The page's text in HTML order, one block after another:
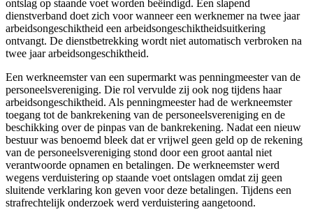
ontslag op staande voet worden beëindigd. Een slapend
dienstverband doet zich voor wanneer een werknemer na twee jaar
arbeidsongeschiktheid een arbeidsongeschiktheidsuitkering
ontvangt. De dienstbetrekking wordt niet automatisch verbroken na
twee jaar arbeidsongeschiktheid.
Een werkneemster van een supermarkt was penningmeester van de
personeelsvereniging. Die rol vervulde zij ook nog tijdens haar
arbeidsongeschiktheid. Als penningmeester had de werkneemster
toegang tot de bankrekening van de personeelsvereniging en de
beschikking over de pinpas van de bankrekening. Nadat een nieuw
bestuur was benoemd bleek dat er vrijwel geen geld op de rekening
van de personeelsvereniging stond door een groot aantal niet
verantwoorde opnamen en betalingen. De werkneemster werd
wegens verduistering op staande voet ontslagen omdat zij geen
sluitende verklaring kon geven voor deze betalingen. Tijdens een
strafrechtelijk onderzoek werd verduistering aangetoond.